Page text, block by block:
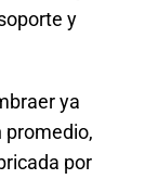
y
ya
promedio,
por